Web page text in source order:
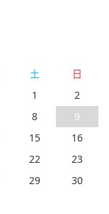
土
日
1
2
8
9
15
16
22
23
29
30